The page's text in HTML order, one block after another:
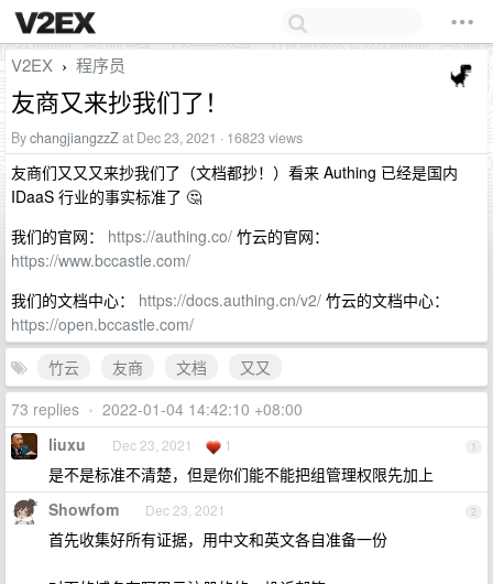
V2EX › 程序员
友商又来抄我们了！
BychangjiangzzZat Dec 23, 2021 · 16823 views
友商们又又又来抄我们了（文档都抄！）看来 Authing 已经是国内
IDaaS 行业的事实标准了 🤔
我们的官网： https://authing.co/ 竹云的官网：
https://www.bccastle.com/
我们的文档中心： https://docs.authing.cn/v2/ 竹云的文档中心：
https://open.bccastle.com/
竹云
友商 文档
又又
73 replies • 2022-01-04 14:42:10 +08:00
1
liuxu Dec 23, 2021 1
是不是标准不清楚，但是你们能不能把组管理权限先加上
2
Showfom Dec 23, 2021
首先收集好所有证据，用中文和英文各自准备一份